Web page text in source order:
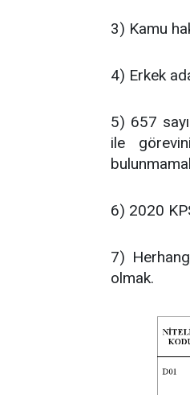
3) Kamu
4) Erkek
5) 657
ile
6) 2020
7)
olmak.